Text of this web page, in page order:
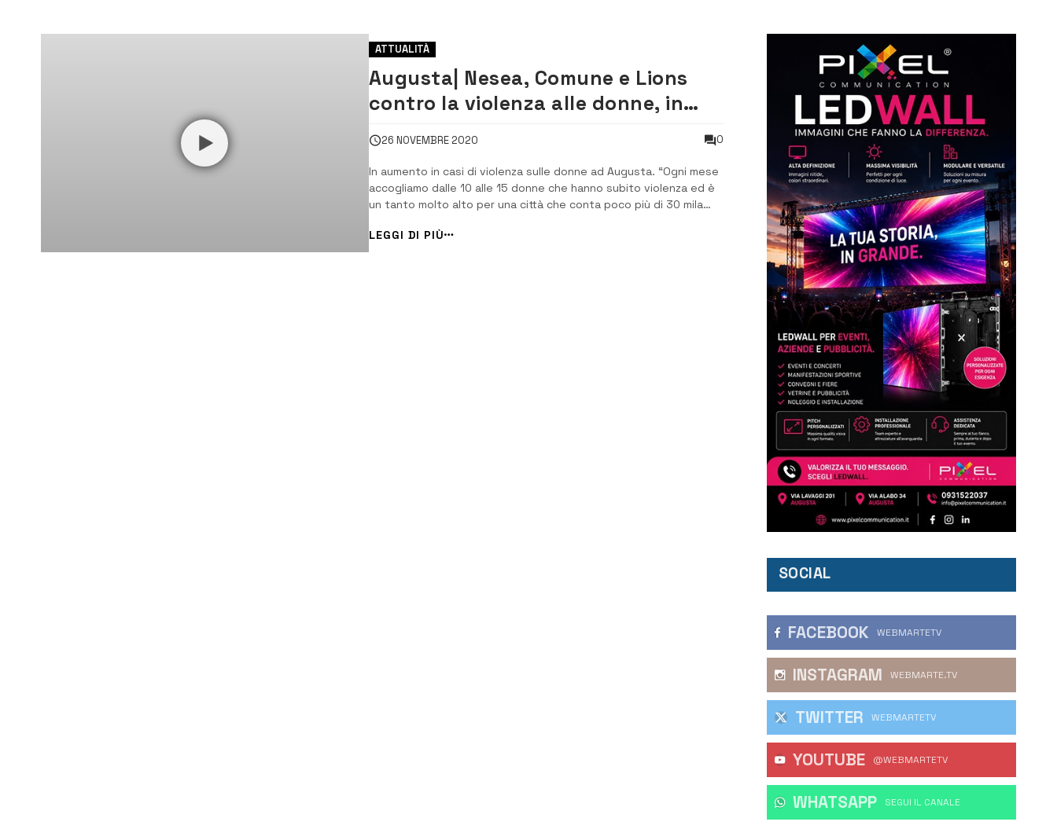
ATTUALITÀ
Augusta| Nesea, Comune e Lions
contro la violenza alle donne, in
aumento in città
26 NOVEMBRE 2020 0
In aumento in casi di violenza sulle donne ad Augusta. “Ogni mese
accogliamo dalle 10 alle 15 donne che hanno subito violenza ed è
un tanto molto alto per una città che conta poco più di 30 mila
devastanti. Quest’anno abbiamo registrato un incremento, ma
soprattutto […]
LEGGI DI PIÙ
SOCIAL
FACEBOOK WEBMARTETV
INSTAGRAM WEBMARTE.TV
TWITTER WEBMARTETV
YOUTUBE @WEBMARTETV
WHATSAPP ‎SEGUI IL CANALE